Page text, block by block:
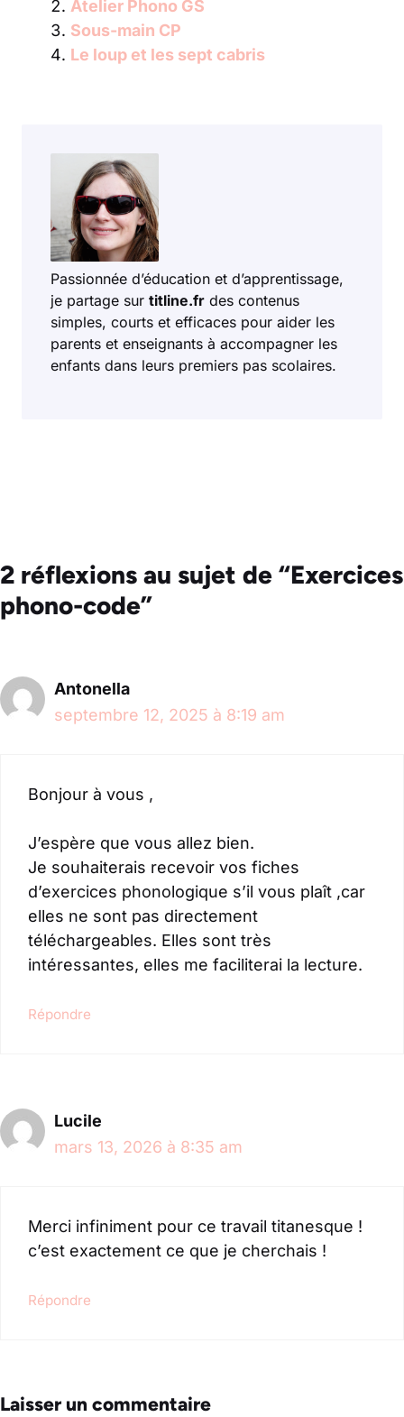
Atelier Phono GS
Sous-main CP
Le loup et les sept cabris
Passionnée d’éducation et d’apprentissage,
je partage sur titline.fr des contenus
simples, courts et efficaces pour aider les
parents et enseignants à accompagner les
enfants dans leurs premiers pas scolaires.
2 réflexions au sujet de “Exercices
phono-code”
Antonella
septembre 12, 2025 à 8:19 am
Bonjour à vous ,
J’espère que vous allez bien.
Je souhaiterais recevoir vos fiches
d’exercices phonologique s’il vous plaît ,car
elles ne sont pas directement
téléchargeables. Elles sont très
intéressantes, elles me faciliterai la lecture.
Répondre
Lucile
mars 13, 2026 à 8:35 am
Merci infiniment pour ce travail titanesque !
c’est exactement ce que je cherchais !
Répondre
Laisser un commentaire